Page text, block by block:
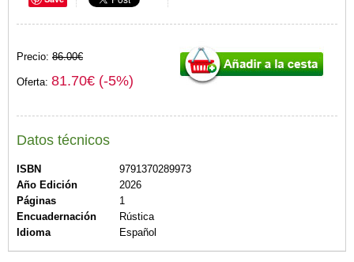
Precio: 86.00€
Oferta: 81.70€ (-5%)
Datos técnicos
ISBN
9791370289973
Año Edición
2026
Páginas
1
Encuadernación
Rústica
Idioma
Español